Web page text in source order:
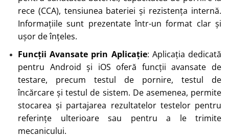
rece (CCA), tensiunea bateriei și rezistența internă.
Informațiile sunt prezentate într-un format clar și
ușor de înțeles.
Funcții Avansate prin Aplicație: Aplicația dedicată
pentru Android și iOS oferă funcții avansate de
testare, precum testul de pornire, testul de
încărcare și testul de sistem. De asemenea, permite
stocarea și partajarea rezultatelor testelor pentru
referințe ulterioare sau pentru a le trimite
mecanicului.